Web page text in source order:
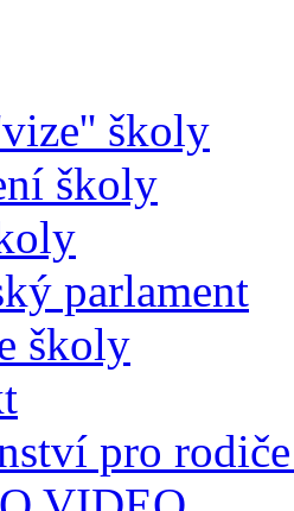
školy
školy
parlament
školy
pro